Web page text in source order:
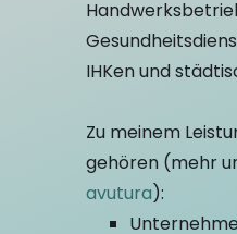
IHKen und
Zu meinem
gehören (mehr
avutura):